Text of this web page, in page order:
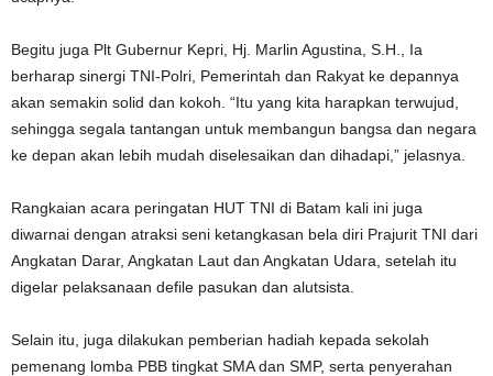
Begitu juga Plt Gubernur Kepri, Hj. Marlin Agustina, S.H., Ia
berharap sinergi TNI-Polri, Pemerintah dan Rakyat ke depannya
akan semakin solid dan kokoh. “Itu yang kita harapkan terwujud,
sehingga segala tantangan untuk membangun bangsa dan negara
ke depan akan lebih mudah diselesaikan dan dihadapi,” jelasnya.
Rangkaian acara peringatan HUT TNI di Batam kali ini juga
diwarnai dengan atraksi seni ketangkasan bela diri Prajurit TNI dari
Angkatan Darar, Angkatan Laut dan Angkatan Udara, setelah itu
digelar pelaksanaan defile pasukan dan alutsista.
Selain itu, juga dilakukan pemberian hadiah kepada sekolah
pemenang lomba PBB tingkat SMA dan SMP, serta penyerahan